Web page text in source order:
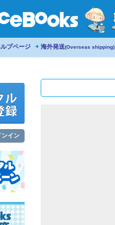
プページ 海外発送(Overseas shipping)
ンイン